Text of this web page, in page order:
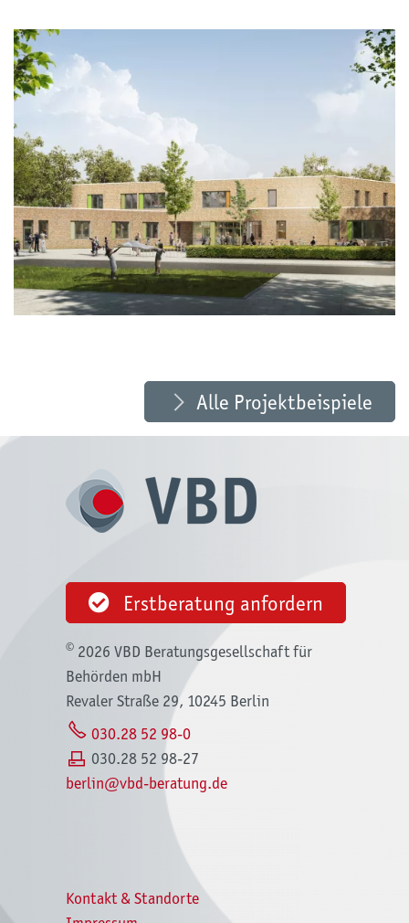
Schulzentrums in Bad Lobenstein
mehr erfahren»
Alle Projektbeispiele
Erstberatung anfordern
© 2026 VBD Beratungsgesellschaft für
Behörden mbH
Revaler Straße 29, 10245 Berlin
030.28 52 98-0
030.28 52 98-27
b rl n vbd-b r t ng d
Kontakt & Standorte